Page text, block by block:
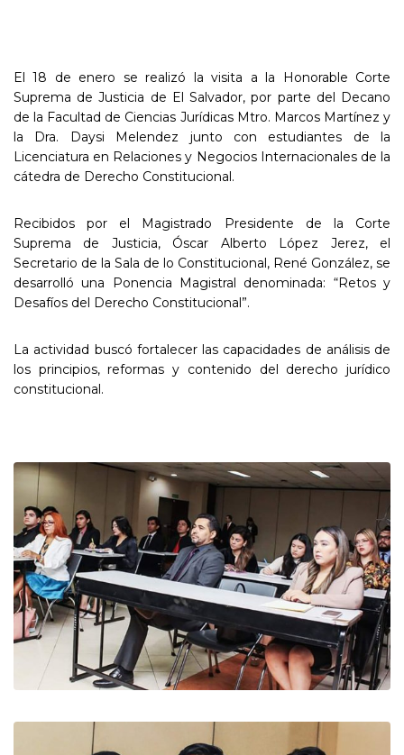
El 18 de enero se realizó la visita a la Honorable Corte
Suprema de Justicia de El Salvador, por parte del Decano
de la Facultad de Ciencias Jurídicas Mtro. Marcos Martínez y
la Dra. Daysi Melendez junto con estudiantes de la
Licenciatura en Relaciones y Negocios Internacionales de la
cátedra de Derecho Constitucional.
Recibidos por el Magistrado Presidente de la Corte
Suprema de Justicia, Óscar Alberto López Jerez, el
Secretario de la Sala de lo Constitucional, René González, se
desarrolló una Ponencia Magistral denominada: “Retos y
Desafíos del Derecho Constitucional”.
La actividad buscó fortalecer las capacidades de análisis de
los principios, reformas y contenido del derecho jurídico
constitucional.